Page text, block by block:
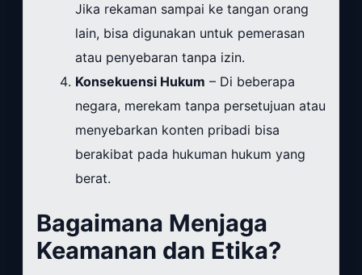
Jika rekaman sampai ke tangan orang
lain, bisa digunakan untuk pemerasan
atau penyebaran tanpa izin.
Konsekuensi Hukum – Di beberapa
negara, merekam tanpa persetujuan atau
menyebarkan konten pribadi bisa
berakibat pada hukuman hukum yang
berat.
Bagaimana Menjaga
Keamanan dan Etika?